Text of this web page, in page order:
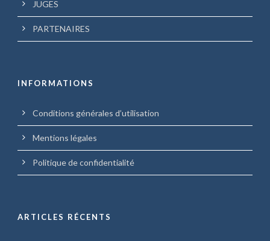
JUGES
PARTENAIRES
INFORMATIONS
Conditions générales d’utilisation
Mentions légales
Politique de confidentialité
ARTICLES RÉCENTS